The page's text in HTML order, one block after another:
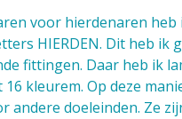
voor hierdenaren heb
HIERDEN. Dit heb ik
fittingen. Daar heb ik
kleurem. Op deze
andere doeleinden. Ze